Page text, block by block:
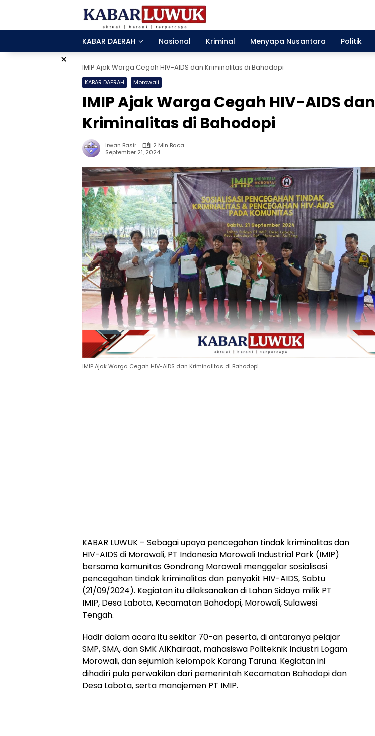
KABAR DAERAH
Nasional Kriminal Menyapa Nusantara Politik
× IMIP Ajak Warga Cegah HIV-AIDS dan Kriminalitas di Bahodopi
KABAR DAERAH Morowali
IMIP Ajak Warga Cegah HIV-AIDS dan
Kriminalitas di Bahodopi
Irwan Basir
2 Min Baca
September 21, 2024
IMIP Ajak Warga Cegah HIV-AIDS dan Kriminalitas di Bahodopi
KABAR LUWUK – Sebagai upaya pencegahan tindak kriminalitas dan
HIV-AIDS di Morowali, PT Indonesia Morowali Industrial Park (IMIP)
bersama komunitas Gondrong Morowali menggelar sosialisasi
pencegahan tindak kriminalitas dan penyakit HIV-AIDS, Sabtu
(21/09/2024). Kegiatan itu dilaksanakan di Lahan Sidaya milik PT
IMIP, Desa Labota, Kecamatan Bahodopi, Morowali, Sulawesi
Tengah.
Hadir dalam acara itu sekitar 70-an peserta, di antaranya pelajar
SMP, SMA, dan SMK AlKhairaat, mahasiswa Politeknik Industri Logam
Morowali, dan sejumlah kelompok Karang Taruna. Kegiatan ini
dihadiri pula perwakilan dari pemerintah Kecamatan Bahodopi dan
Desa Labota, serta manajemen PT IMIP.